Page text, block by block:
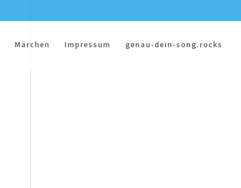
Märchen Impressum genau-dein-song.rocks